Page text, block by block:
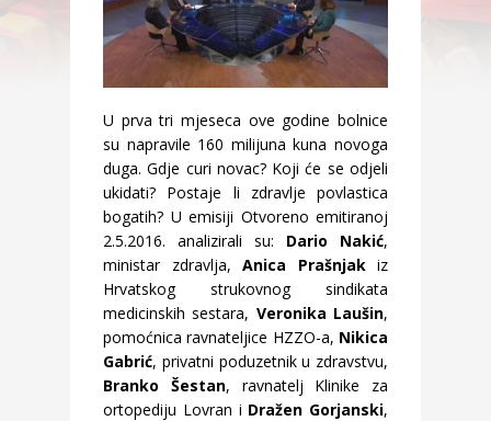
U prva tri mjeseca ove godine bolnice
su napravile 160 milijuna kuna novoga
duga. Gdje curi novac? Koji će se odjeli
ukidati? Postaje li zdravlje povlastica
bogatih? U emisiji Otvoreno emitiranoj
2.5.2016. analizirali su: Dario Nakić,
ministar zdravlja, Anica Prašnjakiz
Hrvatskog strukovnog sindikata
medicinskih sestara, Veronika Laušin,
pomoćnica ravnateljice HZZO-a, Nikica
Gabrić, privatni poduzetnik u zdravstvu,
Branko Šestan, ravnatelj Klinike za
ortopediju Lovran i Dražen Gorjanski,